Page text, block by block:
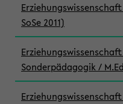
SoSe 2011)
Sonderpädagogik /